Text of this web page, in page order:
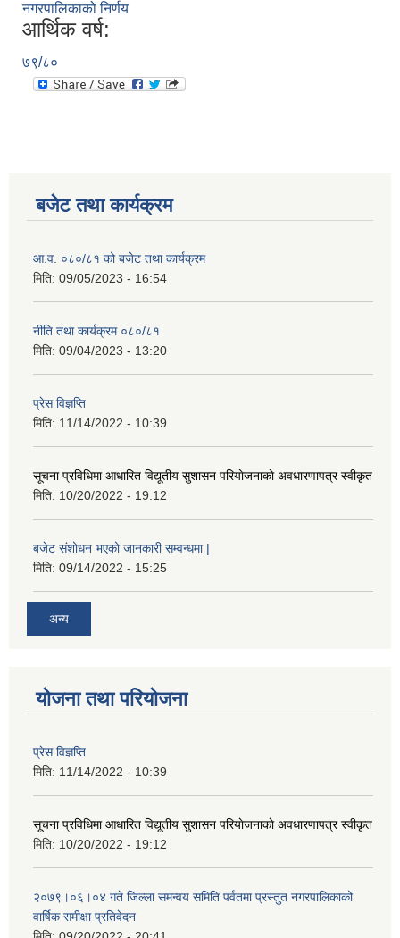
नगरपालिकाको निर्णय
आर्थिक वर्ष:
७९/८०
बजेट तथा कार्यक्रम
आ.व. ०८०/८१ को बजेट तथा कार्यक्रम
मिति: 09/05/2023 - 16:54
नीति तथा कार्यक्रम ०८०/८१
मिति: 09/04/2023 - 13:20
प्रेस विज्ञप्ति
मिति: 11/14/2022 - 10:39
सूचना प्रविधिमा आधारित विद्यूतीय सुशासन परियाेजनाकाे अवधारणापत्र स्वीकृत
मिति: 10/20/2022 - 19:12
बजेट संशोधन भएको जानकारी सम्वन्धमा |
मिति: 09/14/2022 - 15:25
अन्य
योजना तथा परियोजना
प्रेस विज्ञप्ति
मिति: 11/14/2022 - 10:39
सूचना प्रविधिमा आधारित विद्यूतीय सुशासन परियाेजनाकाे अवधारणापत्र स्वीकृत
मिति: 10/20/2022 - 19:12
२०७९।०६।०४ गते जिल्ला समन्वय समिति पर्वतमा प्रस्तुत नगरपालिकाको
वार्षिक समीक्षा प्रतिवेदन